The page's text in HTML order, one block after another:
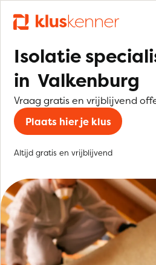
Isolatie
in Valkenburg
Vraag gratis en vrijblijvend
Plaats hier je klus
Altijd gratis en vrijblijvend